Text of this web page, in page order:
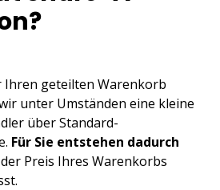
Ihren geteilten Warenkorb
unter Umständen eine kleine
über Standard-
Für Sie entstehen dadurch
Preis Ihres Warenkorbs